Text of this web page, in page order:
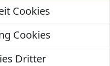
Cookies
Cookies
Dritter